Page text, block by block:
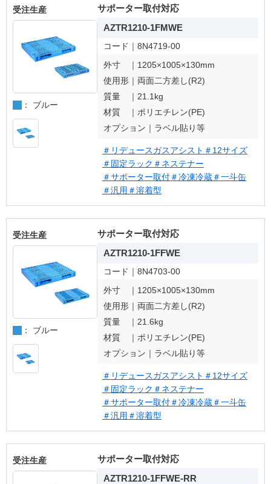
受注生産
： ブルー
サポーター取付対応
AZTR1210-1FMWE
コード｜ 8N4719-00
外寸 ｜ 1205×1005×130mm
使用形｜ 両面二方差し(R2)
質量 ｜ 21.1kg
材質 ｜ ポリエチレン(PE)
オプション｜ ラベル貼り等
＃リデュースガスアシスト ＃12サイズ
＃固定ラック ＃ネステナー
＃サポーター取付＃冷凍冷蔵＃一斗缶
＃汎用 ＃溶着型
受注生産
： ブルー
サポーター取付対応
AZTR1210-1FFWE
コード｜ 8N4703-00
外寸 ｜ 1205×1005×130mm
使用形｜ 両面二方差し(R2)
質量 ｜ 21.6kg
材質 ｜ ポリエチレン(PE)
オプション｜ ラベル貼り等
＃リデュースガスアシスト ＃12サイズ
＃固定ラック ＃ネステナー
＃サポーター取付＃冷凍冷蔵＃一斗缶
＃汎用 ＃溶着型
受注生産
サポーター取付対応
AZTR1210-1FFWE-RR